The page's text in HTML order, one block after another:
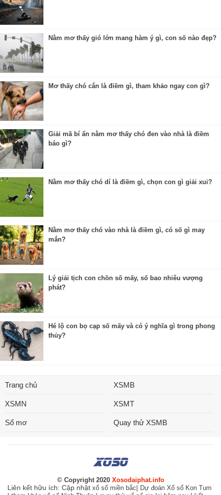
Nằm mơ thấy gió lớn mang hàm ý gì, con số nào đẹp?
Mơ thấy chó cắn là điềm gì, tham khảo ngay con gì?
Giải mã bí ẩn nằm mơ thấy chó đen vào nhà là điềm
báo gì?
Nằm mơ thấy chó dí là điềm gì, chọn con gì giải xui?
Nằm mơ thấy chó vào nhà là điềm gì, có số gì may
mắn?
Lý giải tịch con chồn số mấy, số bao nhiêu vượng
phát?
Hé lộ con bọ cạp số mấy và có ý nghĩa gì trong phong
thủy?
Trang chủ XSMB
XSMN XSMT
Sổ mơ Quay thử XSMB
© Copyright 2020 Xosodaiphat.info
Liên kết hữu ích: Cập nhật xổ số miền bắc| Dự đoán Xổ số Kon Tum